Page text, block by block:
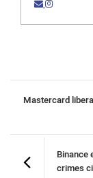
Mastercard
Binance
crimes